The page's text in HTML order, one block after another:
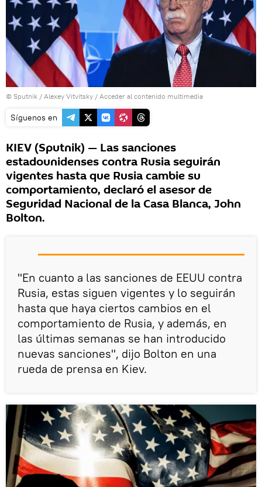
© Sputnik / Alexey Vitvitsky / Acceder al contenido multimedia
Síguenos en
KIEV (Sputnik) — Las sanciones
estadounidenses contra Rusia seguirán
vigentes hasta que Rusia cambie su
comportamiento, declaró el asesor de
Seguridad Nacional de la Casa Blanca, John
Bolton.
"En cuanto a las sanciones de EEUU contra
Rusia, estas siguen vigentes y lo seguirán
hasta que haya ciertos cambios en el
comportamiento de Rusia, y además, en
las últimas semanas se han introducido
nuevas sanciones", dijo Bolton en una
rueda de prensa en Kiev.